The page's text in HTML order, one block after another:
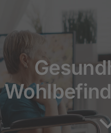
Rundum versorgt
Pflegekurse
Über uns